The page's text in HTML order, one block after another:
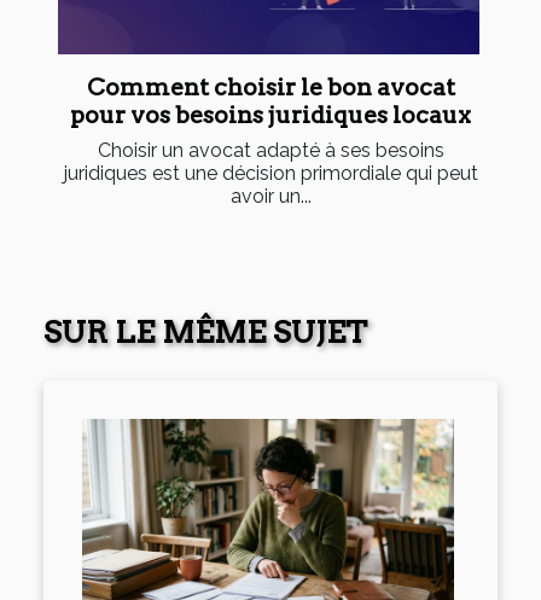
Comment choisir le bon avocat
pour vos besoins juridiques locaux
Choisir un avocat adapté à ses besoins
juridiques est une décision primordiale qui peut
avoir un...
SUR LE MÊME SUJET